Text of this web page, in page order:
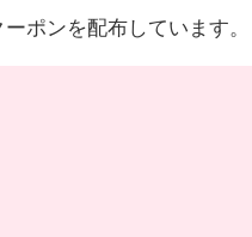
ポンを配布しています。